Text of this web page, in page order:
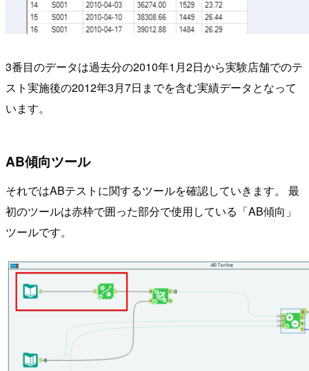
3番目のデータは過去分の2010年1月2日から実験店舗でのテ
スト実施後の2012年3月7日までを含む実績データとなって
います。
AB傾向ツール
それではABテストに関するツールを確認していきます。 最
初のツールは赤枠で囲った部分で使用している「AB傾向」
ツールです。